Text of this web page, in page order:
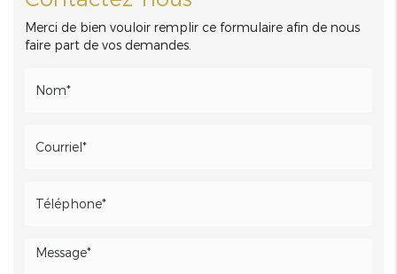
Merci de bien vouloir remplir ce formulaire afin de nous
faire part de vos demandes.